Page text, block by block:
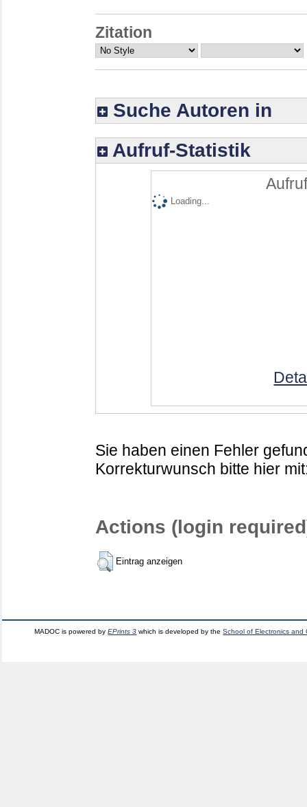
Zitation
Suche Autoren in
Aufruf-Statistik
Loading...
Sie haben einen Fehler
Korrekturwunsch bitte hier
Actions (login
Eintrag anzeigen
MADOC is powered byEPrints 3 which is developed by theSchool of Electronics and